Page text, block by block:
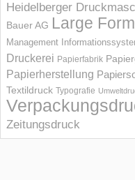
Heidelberger
Bauer AG Large
Management
Druckerei Papierfabrik
Papierherstellung
Textildruck Typografie
Zeitungsdruck